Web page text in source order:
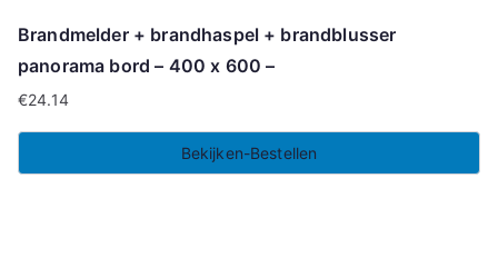
Brandmelder + brandhaspel + brandblusser
panorama bord – 400 x 600 –
€24.14
Bekijken-Bestellen